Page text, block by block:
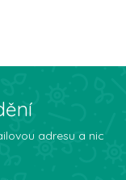
adresu a nic